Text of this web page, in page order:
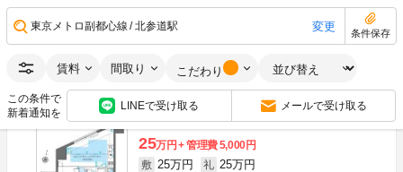
東京メトロ副都心線 北参道駅 変更
条件保存
賃料 間取り こだわり
この条件で
新着通知を
LINEで受け取る メールで受け取る
画像：14枚
1LDK 33.93m2 10階
空室状況をお問い合わせ
25万円 管理費5,000円
敷 25万円 礼 25万円